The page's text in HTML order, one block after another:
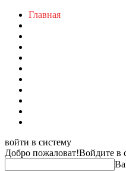
Главная
войти в систему
Добро пожаловат!Войдите в